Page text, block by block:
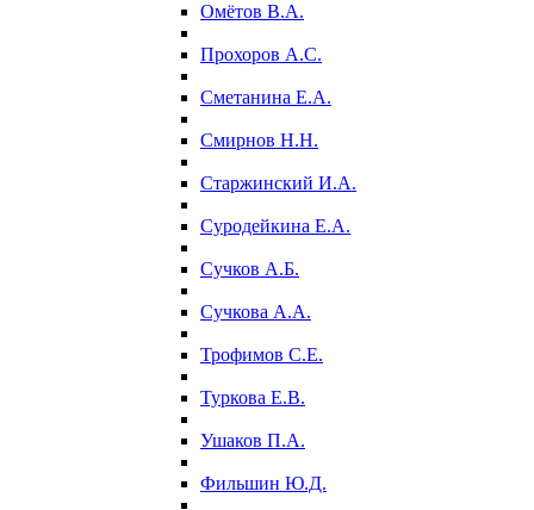
Омётов В.А.
Прохоров А.С.
Сметанина Е.А.
Смирнов Н.Н.
Старжинский И.А.
Суродейкина Е.А.
Сучков А.Б.
Сучкова А.А.
Трофимов С.Е.
Туркова Е.В.
Ушаков П.А.
Фильшин Ю.Д.